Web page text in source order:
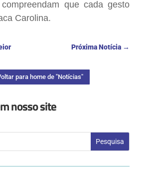
que cada gesto
Carolina.
Próxima Notícia →
para home de "Notícias"
nosso site